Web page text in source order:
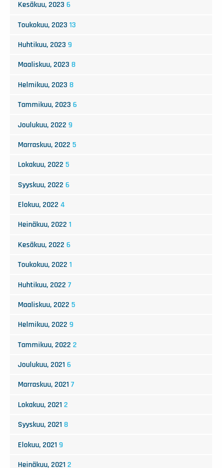
Kesäkuu, 2023 6
Toukokuu, 2023 13
Huhtikuu, 2023 9
Maaliskuu, 2023 8
Helmikuu, 2023 8
Tammikuu, 2023 6
Joulukuu, 2022 9
Marraskuu, 2022 5
Lokakuu, 2022 5
Syyskuu, 2022 6
Elokuu, 2022 4
Heinäkuu, 2022 1
Kesäkuu, 2022 6
Toukokuu, 2022 1
Huhtikuu, 2022 7
Maaliskuu, 2022 5
Helmikuu, 2022 9
Tammikuu, 2022 2
Joulukuu, 2021 6
Marraskuu, 2021 7
Lokakuu, 2021 2
Syyskuu, 2021 8
Elokuu, 2021 9
Heinäkuu, 2021 2